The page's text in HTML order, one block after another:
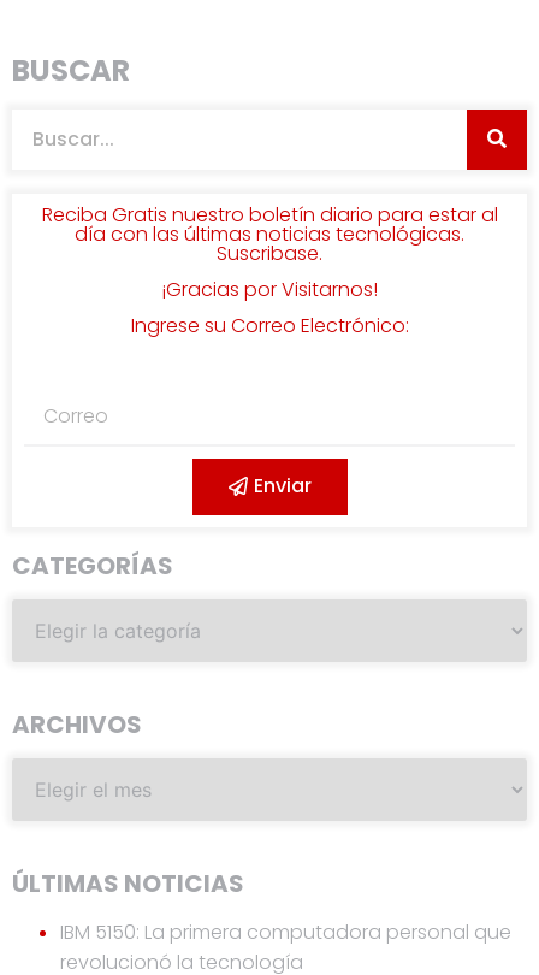
BUSCAR
Reciba Gratis nuestro boletín diario para estar al
día con las últimas noticias tecnológicas.
Suscribase.
¡Gracias por Visitarnos!
Ingrese su Correo Electrónico:
Enviar
CATEGORÍAS
ARCHIVOS
ÚLTIMAS NOTICIAS
IBM 5150: La primera computadora personal que
revolucionó la tecnología